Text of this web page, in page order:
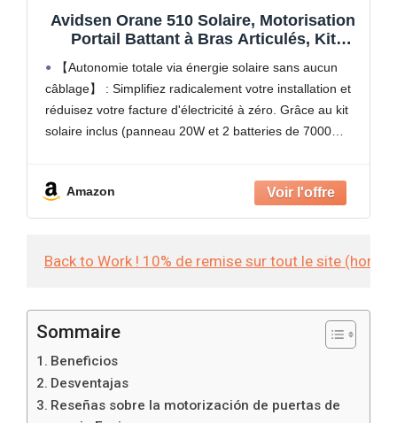
Avidsen Orane 510 Solaire, Motorisation
Portail Battant à Bras Articulés, Kit
Automatisme Complet 100% Solaire, 5m
et 500kg, sans Fil, 4 Télécommandes,
Photocellules, Économie d'Énergie, Gris,
Durable
【Autonomie totale via énergie solaire sans aucun
câblage】 : Simplifiez radicalement votre installation et
réduisez votre facture d'électricité à zéro. Grâce au kit
solaire inclus (panneau 20W et 2 batteries de 7000
Amazon
Back to Work ! 10% de remise sur tout le site (hors
Sommaire
Beneficios
Desventajas
Reseñas sobre la motorización de puertas de